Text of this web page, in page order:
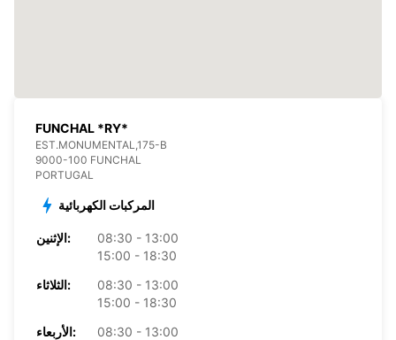
FUNCHAL *RY*
EST.MONUMENTAL,175-B
9000-100 FUNCHAL
PORTUGAL
المركبات الكهربائية
الإثنين:
08:30 - 13:00
15:00 - 18:30
الثلاثاء:
08:30 - 13:00
15:00 - 18:30
الأربعاء:
08:30 - 13:00